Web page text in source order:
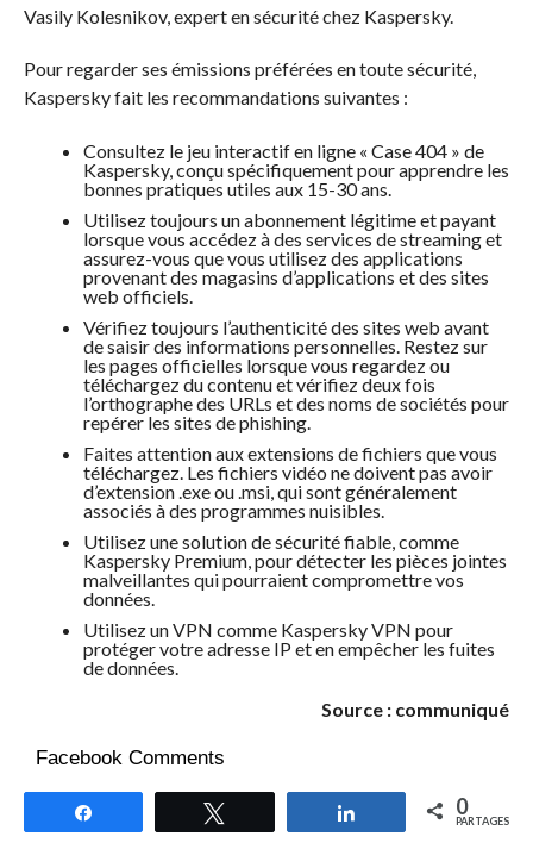
Vasily Kolesnikov, expert en sécurité chez Kaspersky.
Pour regarder ses émissions préférées en toute sécurité,
Kaspersky fait les recommandations suivantes :
Consultez le jeu interactif en ligne « Case 404 » de
Kaspersky, conçu spécifiquement pour apprendre les
bonnes pratiques utiles aux 15-30 ans.
Utilisez toujours un abonnement légitime et payant
lorsque vous accédez à des services de streaming et
assurez-vous que vous utilisez des applications
provenant des magasins d’applications et des sites
web officiels.
Vérifiez toujours l’authenticité des sites web avant
de saisir des informations personnelles. Restez sur
les pages officielles lorsque vous regardez ou
téléchargez du contenu et vérifiez deux fois
l’orthographe des URLs et des noms de sociétés pour
repérer les sites de phishing.
Faites attention aux extensions de fichiers que vous
téléchargez. Les fichiers vidéo ne doivent pas avoir
d’extension .exe ou .msi, qui sont généralement
associés à des programmes nuisibles.
Utilisez une solution de sécurité fiable, comme
Kaspersky Premium, pour détecter les pièces jointes
malveillantes qui pourraient compromettre vos
données.
Utilisez un VPN comme Kaspersky VPN pour
protéger votre adresse IP et en empêcher les fuites
de données.
Source : communiqué
Facebook Comments
Partagez 0
PARTAGES